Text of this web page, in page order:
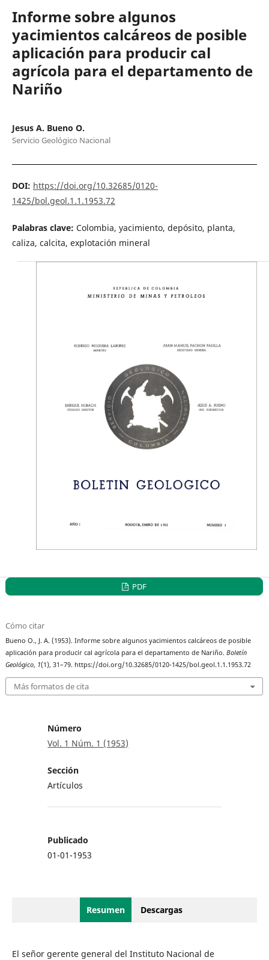
Informe sobre algunos
yacimientos calcáreos de posible
aplicación para producir cal
agrícola para el departamento de
Nariño
Jesus A. Bueno O.
Servicio Geológico Nacional
DOI: https://doi.org/10.32685/0120-
1425/bol.geol.1.1.1953.72
Palabras clave: Colombia, yacimiento, depósito, planta,
caliza, calcita, explotación mineral
PDF
Cómo citar
Bueno O., J. A. (1953). Informe sobre algunos yacimientos calcáreos de posible
aplicación para producir cal agrícola para el departamento de Nariño.Boletín
Geológico, 1(1), 31–79. https://doi.org/10.32685/0120-1425/bol.geol.1.1.1953.72
Más formatos de cita
Número
Vol. 1 Núm. 1 (1953)
Sección
Artículos
Publicado
01-01-1953
Resumen Descargas
El señor gerente general del Instituto Nacional de